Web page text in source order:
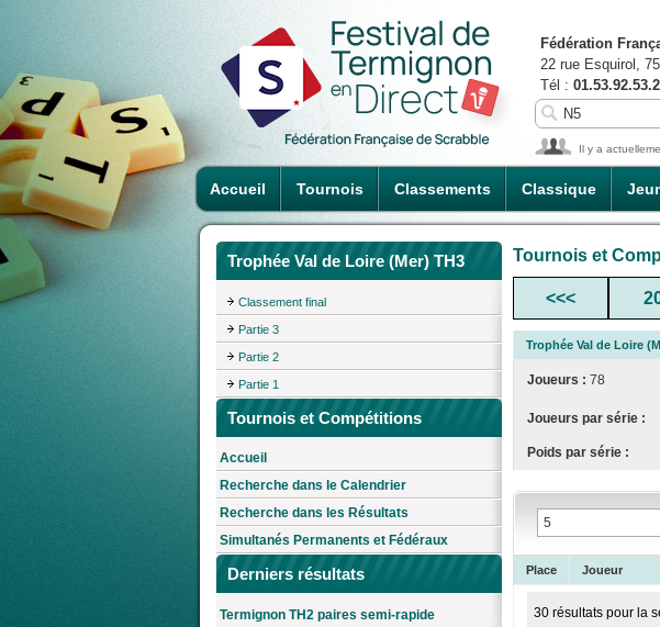
Accueil Tournois Classements Classique
Fédération
22 rue Esquirol,
Tél :
Il y a
Trophée Val de Loire (Mer) TH3
Classement final
Partie 3
Partie 2
Partie 1
Tournois et Compétitions
Accueil
Recherche dans le Calendrier
Recherche dans les Résultats
Simultanés Permanents et Fédéraux
Derniers résultats
Termignon TH2 paires semi-rapide
Tournois et
<<<
Trophée Val de Loire
Joueurs : 78
Joueurs par série :
Poids par série :
Place Joueur
30 résultats pour la